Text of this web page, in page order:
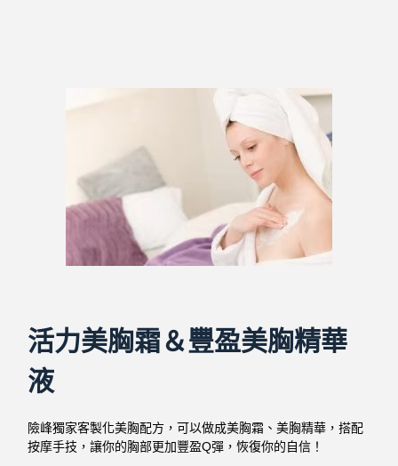
活力美胸霜＆豐盈美胸精華
液
險峰獨家客製化美胸配方，可以做成美胸霜、美胸精華，搭配
按摩手技，讓你的胸部更加豐盈Q彈，恢復你的自信！